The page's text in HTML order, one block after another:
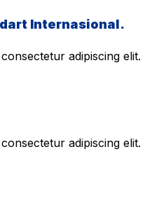
Internasional.
adipiscing
adipiscing